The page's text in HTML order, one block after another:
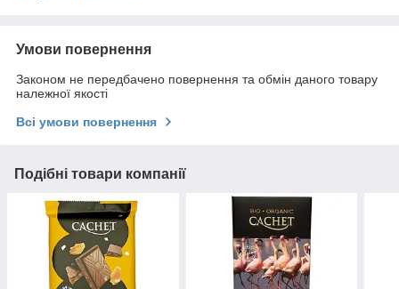
Умови повернення
Законом не передбачено повернення та обмін даного товару
належної якості
Всі умови повернення
Подібні товари компанії